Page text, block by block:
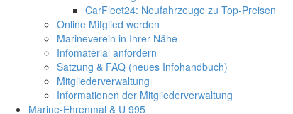
CarFleet24: Neufahrzeuge zu Top-Preisen
Online Mitglied werden
Marineverein in Ihrer Nähe
Infomaterial anfordern
Satzung & FAQ (neues Infohandbuch)
Mitgliederverwaltung
Informationen der Mitgliederverwaltung
Marine-Ehrenmal & U 995